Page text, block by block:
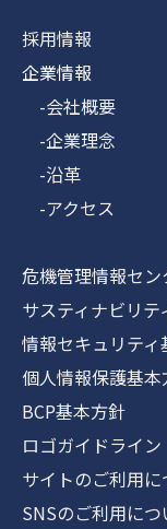
採用情報
企業情報
-会社概要
-企業理念
-沿革
-アクセス
危機管理情報セン
サスティナビリ
情報セキュリティ
個人情報保護基本
BCP基本方針
ロゴガイドライン
サイトのご利用に
SNSのご利用につ